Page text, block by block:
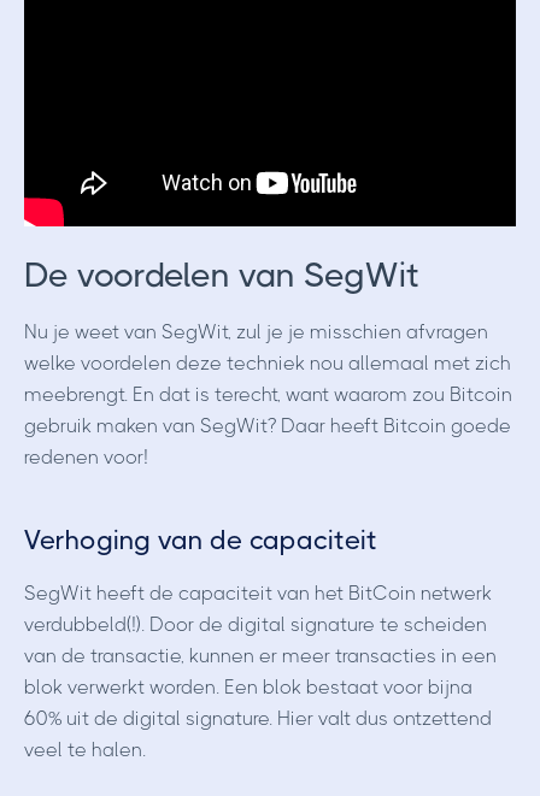
De voordelen van SegWit
Nu je weet van SegWit, zul je je misschien afvragen
welke voordelen deze techniek nou allemaal met zich
meebrengt. En dat is terecht, want waarom zou Bitcoin
gebruik maken van SegWit? Daar heeft Bitcoin goede
redenen voor!
Verhoging van de capaciteit
SegWit heeft de capaciteit van het BitCoin netwerk
verdubbeld(!). Door de digital signature te scheiden
van de transactie, kunnen er meer transacties in een
blok verwerkt worden. Een blok bestaat voor bijna
60% uit de digital signature. Hier valt dus ontzettend
veel te halen.